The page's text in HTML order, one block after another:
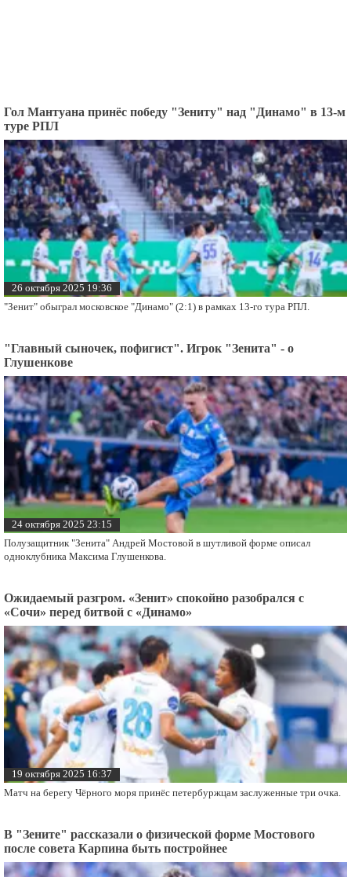
Гол Мантуана принёс победу "Зениту" над "Динамо" в 13-м
туре РПЛ
26 октября 2025 19:36
"Зенит" обыграл московское "Динамо" (2:1) в рамках 13-го тура РПЛ.
"Главный сыночек, пофигист". Игрок "Зенита" - о
Глушенкове
24 октября 2025 23:15
Полузащитник "Зенита" Андрей Мостовой в шутливой форме описал
одноклубника Максима Глушенкова.
Ожидаемый разгром. «Зенит» спокойно разобрался с
«Сочи» перед битвой с «Динамо»
19 октября 2025 16:37
Матч на берегу Чёрного моря принёс петербуржцам заслуженные три очка.
В "Зените" рассказали о физической форме Мостового
после совета Карпина быть постройнее